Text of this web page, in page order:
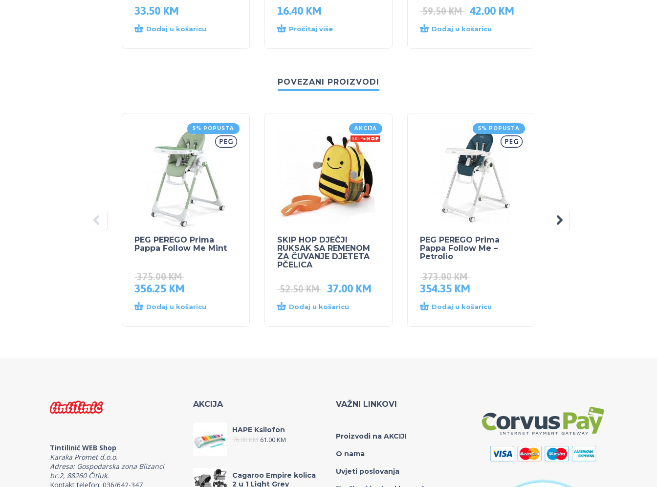
33.50 KM
Dodaj u košaricu
16.40 KM
Pročitaj više
59.50KM 42.00 KM
Dodaj u košaricu
POVEZANI PROIZVODI
5% POPUSTA
PEG PEREGO Prima
Pappa Follow Me Mint
375.00KM
356.25 KM
Dodaj u košaricu
AKCIJA
SKIP HOP DJEČJI
RUKSAK SA REMENOM
ZA ČUVANJE DJETETA
PČELICA
52.50KM 37.00 KM
Dodaj u košaricu
5% POPUSTA
PEG PEREGO Prima
Pappa Follow Me –
Petrolio
373.00KM
354.35 KM
Dodaj u košaricu
Tintilinić WEB Shop
Karaka Promet d.o.o.
Adresa: Gospodarska zona Blizanci
br.2, 88260 Čitluk.
Kontakt telefon: 036/642-347
AKCIJA
HAPE Ksilofon
76.00KM 61.00KM
Cagaroo Empire kolica
2 u 1 Light Grey
VAŽNI LINKOVI
Proizvodi na AKCIJI
O nama
Uvjeti poslovanja